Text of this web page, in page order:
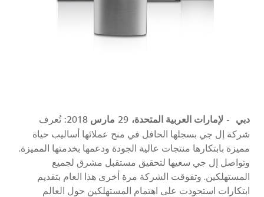
دبي - لإمارات العربية المتحدة، 29 مارس 2018:
تُعرف
شركة إل جي بسجلها الحافل في منح عملائها أساليب حياة
مميزة بابتكارها منتجات عالية الجودة ودعمها بخدمتها المميزة.
وتواصل إل جي سعيها لتحقيق مستقبل مشرق لجميع
المستهلكين. وتفوقت الشركة مرة أخرى هذا العام بتقديم
ابتكارات استحوذت على اهتمام المستهلكين حول العالم